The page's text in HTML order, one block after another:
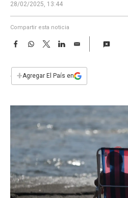
28/02/2025, 13:44
Compartir esta noticia
F
e
b
W
s
T
w
t
L
E
i
l
+Agregar El País en